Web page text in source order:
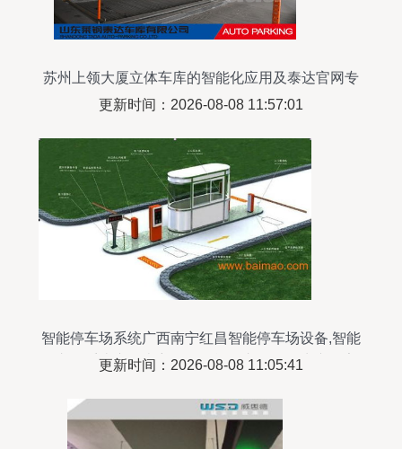
苏州上领大厦立体车库的智能化应用及泰达官网专
用仪器解析
更新时间：2026-08-08 11:57:01
智能停车场系统广西南宁红昌智能停车场设备,智能
停车场系统广西南宁红昌智能停车场设备生产厂家,
更新时间：2026-08-08 11:05:41